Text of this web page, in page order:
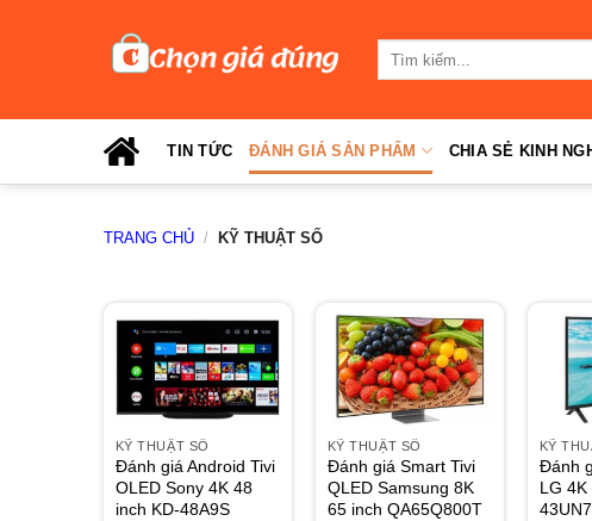
TIN TỨC ĐÁNH GIÁ SẢN PHẨM CHIA SẺ KINH
TRANG CHỦ / KỸ THUẬT SỐ
KỸ THUẬT SỐ
Đánh giá Android Tivi
OLED Sony 4K 48
inch KD-48A9S
KỸ THUẬT SỐ
Đánh giá Smart Tivi
QLED Samsung 8K
65 inch QA65Q800T
KỸ
Đánh
LG 4K